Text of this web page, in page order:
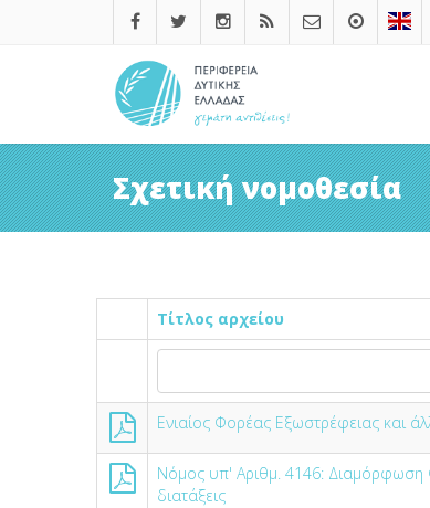
Σχετική νομοθεσία
Τίτλος αρχείου
Ενιαίος Φορέας Εξωστρέφειας και
Νόμος υπ' Αριθμ. 4146: Διαμόρφωση
διατάξεις